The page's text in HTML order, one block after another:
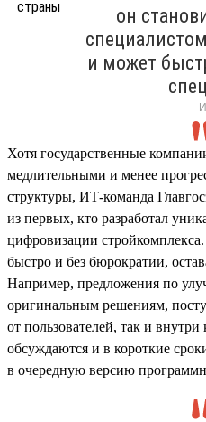
он
и может
Хотя государственные
медлительными и менее
структуры, ИТ-команда
из первых, кто разработал
цифровизации
быстро и без бюрократии,
Например, предложения по
оригинальным решениям,
от пользователей, так и
обсуждаются и в короткие
в очередную версию